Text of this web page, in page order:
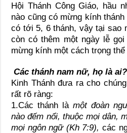
Hội Thánh Công Giáo, hầu
nào cũng có mừng kính
có tới 5, 6 thánh, vậy tại sao
còn có thêm một ngày lễ
mừng kính một cách trọng thể
Các thánh nam nữ, họ là ai?
Kinh Thánh đưa ra cho
rất rõ ràng:
1.Các thánh làmột đoàn
nào đếm nổi, thuộc mọi dân,
mọi ngôn ngữ (Kh 7:9), các